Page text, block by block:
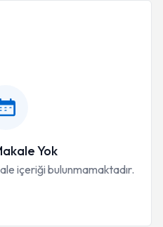
Yok
içeriği bulunmamaktadır.